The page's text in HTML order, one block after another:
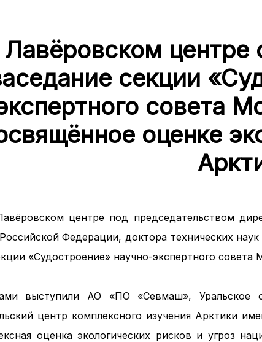
центре
секции
совета
оценке
центре под председательством
Федерации, доктора технических
«Судостроение» научно-экспертного
выступили АО «ПО «Севмаш», Уральское
центр комплексного изучения Арктики
оценка экологических рисков и угроз